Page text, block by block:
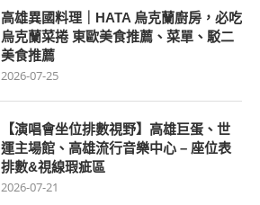
高雄異國料理｜HATA 烏克蘭廚房，必吃
烏克蘭菜捲 東歐美食推薦、菜單、駁二
美食推薦
2026-07-25
【演唱會坐位排數視野】高雄巨蛋、世
運主場館、高雄流行音樂中心 – 座位表
排數&視線瑕疵區
2026-07-21